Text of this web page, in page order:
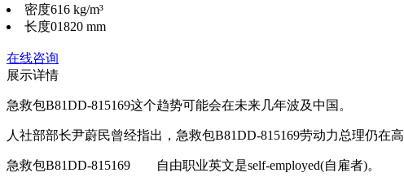
密度616 kg/m³
长度01820 mm
在线咨询
展示详情
急救包B81DD-815169这个趋势可能会在未来几年波及中国。
人社部部长尹蔚民曾经指出，急救包B81DD-815169劳动力总理仍在
急救包B81DD-815169 自由职业英文是self-employed(自雇者)。